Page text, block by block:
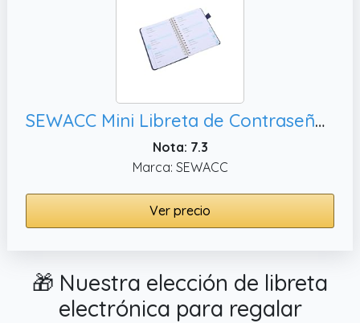
SEWACC Mini Libreta de Contraseñas Pestañas Alfabéticas y Espiral, para Uso en Oficina y Casa
Nota: 7.3
Marca: SEWACC
Ver precio
🎁 Nuestra elección de libreta
electrónica para regalar